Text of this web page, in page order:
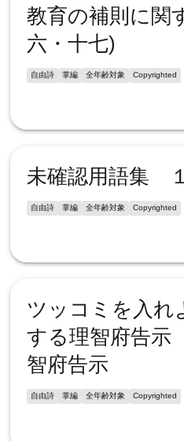
教育の補則に関
六・十七)
自由詩 掌編 全年齢対象 Copyrighted
未確認用語集
自由詩 掌編 全年齢対象 Copyrighted
ツッコミを入れ
する理智府告示
智府告示
自由詩 掌編 全年齢対象 Copyrighted